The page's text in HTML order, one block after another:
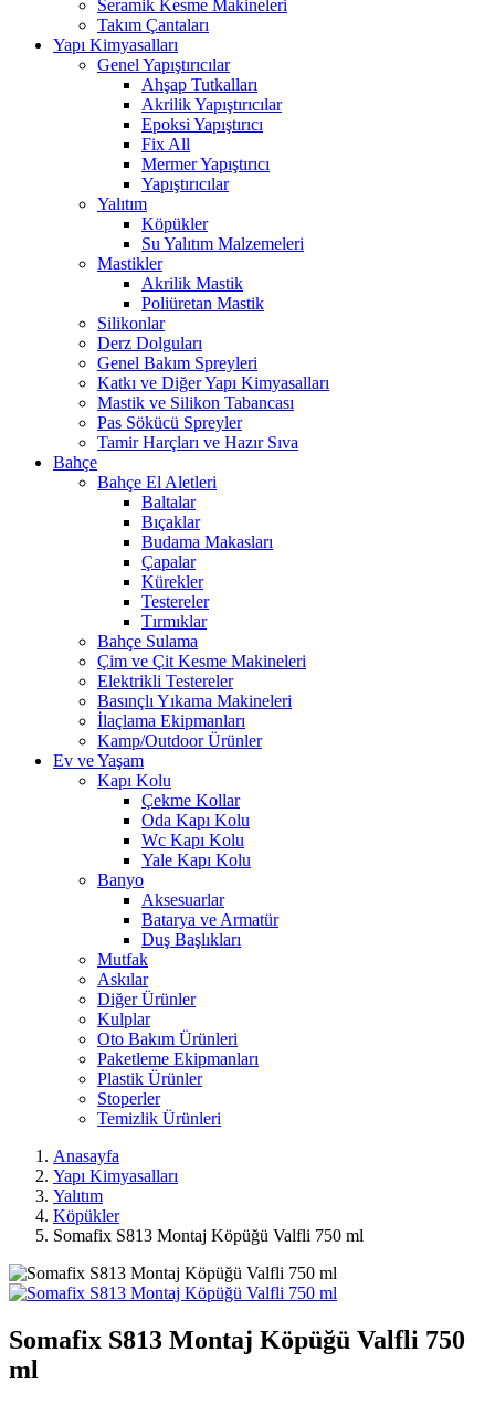
Seramik Kesme Makineleri
Takım Çantaları
Yapı Kimyasalları
Genel Yapıştırıcılar
Ahşap Tutkalları
Akrilik Yapıştırıcılar
Epoksi Yapıştırıcı
Fix All
Mermer Yapıştırıcı
Yapıştırıcılar
Yalıtım
Köpükler
Su Yalıtım Malzemeleri
Mastikler
Akrilik Mastik
Poliüretan Mastik
Silikonlar
Derz Dolguları
Genel Bakım Spreyleri
Katkı ve Diğer Yapı Kimyasalları
Mastik ve Silikon Tabancası
Pas Sökücü Spreyler
Tamir Harçları ve Hazır Sıva
Bahçe
Bahçe El Aletleri
Baltalar
Bıçaklar
Budama Makasları
Çapalar
Kürekler
Testereler
Tırmıklar
Bahçe Sulama
Çim ve Çit Kesme Makineleri
Elektrikli Testereler
Basınçlı Yıkama Makineleri
İlaçlama Ekipmanları
Kamp/Outdoor Ürünler
Ev ve Yaşam
Kapı Kolu
Çekme Kollar
Oda Kapı Kolu
Wc Kapı Kolu
Yale Kapı Kolu
Banyo
Aksesuarlar
Batarya ve Armatür
Duş Başlıkları
Mutfak
Askılar
Diğer Ürünler
Kulplar
Oto Bakım Ürünleri
Paketleme Ekipmanları
Plastik Ürünler
Stoperler
Temizlik Ürünleri
Anasayfa
Yapı Kimyasalları
Yalıtım
Köpükler
Somafix S813 Montaj Köpüğü Valfli 750 ml
Somafix S813 Montaj Köpüğü Valfli 750
ml